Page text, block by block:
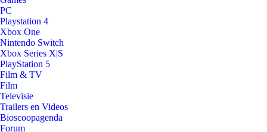
PC
Playstation 4
Xbox One
Nintendo Switch
Xbox Series X|S
PlayStation 5
Film & TV
Film
Televisie
Trailers en Videos
Bioscoopagenda
Forum